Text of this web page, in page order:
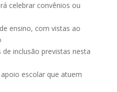
celebrar convênios ou
ensino, com vistas ao
inclusão previstas nesta
escolar que atuem